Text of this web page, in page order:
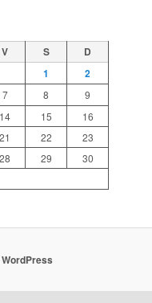
V S
D
1
2
7 8
9
14 15
16
21 22
23
28 29
30